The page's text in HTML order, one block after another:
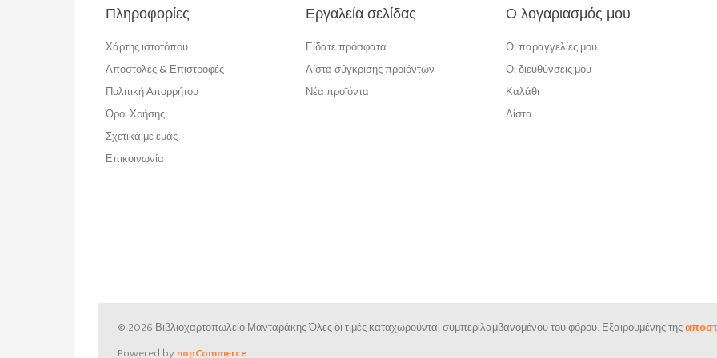
Πληροφορίες
Χάρτης ιστοτόπου
Αποστολές & Επιστροφές
Πολιτική Απορρήτου
Όροι Χρήσης
Σχετικά με εμάς
Επικοινωνία
Εργαλεία σελίδας
Είδατε πρόσφατα
Λίστα σύγκρισης προϊόντων
Νέα προϊόντα
Ο λογαριασμός μου
Οι παραγγελίες μου
Οι διευθύνσεις μου
Καλάθι
Λίστα
© 2026 Βιβλιοχαρτοπωλείο Μανταράκης Όλες οι τιμές καταχωρούνται συμπεριλαμβανομένου του φόρου. Εξαιρουμένης της
Powered by nopCommerce